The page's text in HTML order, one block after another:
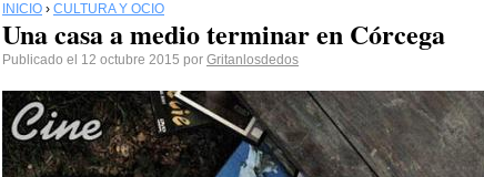
INICIO › CULTURA Y OCIO
Una casa a medio terminar en Córcega
Publicado el 12 octubre 2015 por Gritanlosdedos